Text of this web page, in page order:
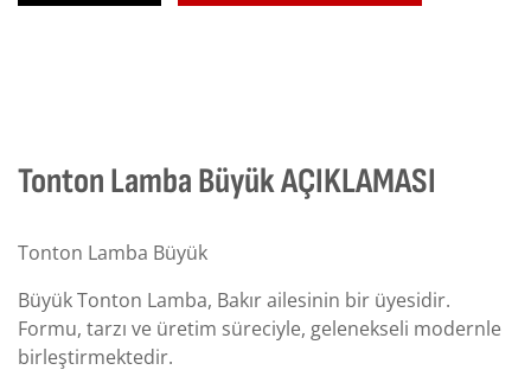
Tonton Lamba Büyük AÇIKLAMASI
Tonton Lamba Büyük
Büyük Tonton Lamba, Bakır ailesinin bir üyesidir.
Formu, tarzı ve üretim süreciyle, gelenekseli modernle
birleştirmektedir.